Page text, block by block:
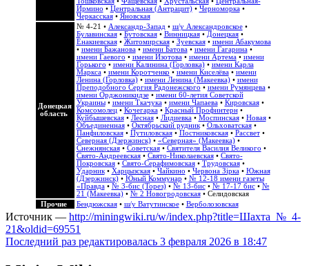
Ирмино • Центральная (Антрацит)• Черноморка•
Черкасская• Яновская
Донецкая
область
№ 4-21 • Александр-Запад • ш/у Александровское•
Булавинская• Бутовская• Винницкая• Донецкая•
Енакиевская• Житомирская• Зуевская• имени Абакумова
• имени Бажанова• имени Батова• имени Гагарина•
имени Гаевого • имени Изотова• имени Артема• имени
Горького • имени Калинина (Горловка)• имени Карла
Маркса• имени Коротченко • имени Киселёва• имени
Ленина (Горловка)• имени Ленина (Макеевка)• имени
Преподобного Сергия Радонежского • имени Румянцева•
имени Орджоникидзе• имени 60-летия Советской
Украины• имени Ткачука• имени Чапаева• Кировская•
Комсомолец• Кочегарка• Красный Профинтерн•
Куйбышевская• Лесная• Лидиевка• Моспинская• Новая•
Объединенная• Октябрьский рудник• Ольховатская•
Панфиловская• Путиловская• Постниковская• Рассвет•
Северная (Дзержинск)• «Северная» (Макеевка)•
Снежнянская• Советская• Святителя Василия Великого •
Свято-Андреевская• Свято-Николаевская• Свято-
Покровская• Свято-Серафимовская• Трудовская•
Ударник• Харцызская• Чайкино • Червона Зірка• Южная
(Дзержинск)• Юный Коммунар • № 12-18 имени газеты
«Правда• № 3-бис (Торез)• № 13-бис• № 17-17 бис• №
21 (Макеевка)• № 2 Новогродовская• Селидовская
Прочие
Бендюжская• ш/у Ватутинское• Верболозовская
Источник — http://miningwiki.ru/w/index.php?title=Шахта_№_4-
21&oldid=69551
Последний раз редактировалась 3 февраля 2026 в 18:47